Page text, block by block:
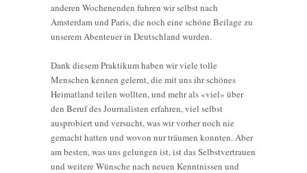
anderen Wochenenden fuhren wir selbst nach
Amsterdam und Paris, die noch eine schöne Beilage zu
unserem Abenteuer in Deutschland wurden.
Dank diesem Praktikum haben wir viele tolle
Menschen kennen gelernt, die mit uns ihr schönes
Heimatland teilen wollten, und mehr als «viel» über
den Beruf des Journalisten erfahren, viel selbst
ausprobiert und versucht, was wir vorher noch nie
gemacht hatten und wovon nur träumen konnten. Aber
am besten, was uns gelungen ist, ist das Selbstvertrauen
und weitere Wünsche nach neuen Kenntnissen und